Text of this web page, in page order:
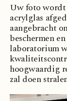
Uw foto wordt
acrylglas
aangebracht
beschermen
laboratorium
hoogwaardig
zal doen